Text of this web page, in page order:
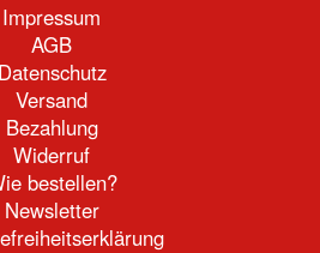
Impressum
AGB
Datenschutz
Versand
Bezahlung
Widerruf
bestellen?
Newsletter